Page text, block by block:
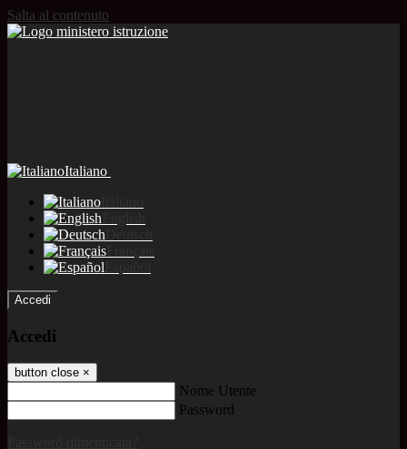
Salta al contenuto
Italiano
Accedi
Accedi
button close ×
Nome Utente
Password